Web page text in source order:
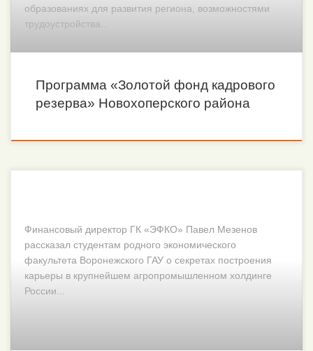
образованиях для развития региона, возможностями
трудоустройства...
Программа «Золотой фонд кадрового
резерва» Новохоперского района
Финансовый директор ГК «ЭФКО» Павел Мезенов
рассказал студентам родного экономического
факультета Воронежского ГАУ о секретах построения
карьеры в крупнейшем агропромышленном холдинге
России...